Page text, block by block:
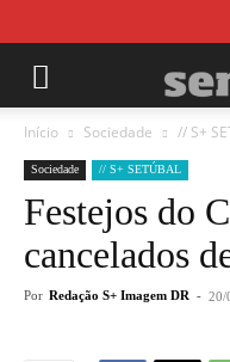
Início Sociedade // S+
Sociedade // S+ SETÚBAL
Festejos do
cancelados
Por Redação S+ Imagem DR - 20/